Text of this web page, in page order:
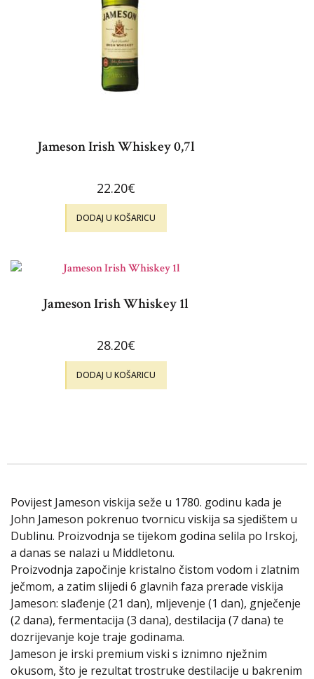
Jameson Irish Whiskey 0,7l
22.20€
DODAJ U KOŠARICU
Jameson Irish Whiskey 1l
28.20€
DODAJ U KOŠARICU
Povijest Jameson viskija seže u 1780. godinu kada je
John Jameson pokrenuo tvornicu viskija sa sjedištem u
Dublinu. Proizvodnja se tijekom godina selila po Irskoj,
a danas se nalazi u Middletonu.
Proizvodnja započinje kristalno čistom vodom i zlatnim
ječmom, a zatim slijedi 6 glavnih faza prerade viskija
Jameson: slađenje (21 dan), mljevenje (1 dan), gnječenje
(2 dana), fermentacija (3 dana), destilacija (7 dana) te
dozrijevanje koje traje godinama.
Jameson je irski premium viski s iznimno nježnim
okusom, što je rezultat trostruke destilacije u bakrenim